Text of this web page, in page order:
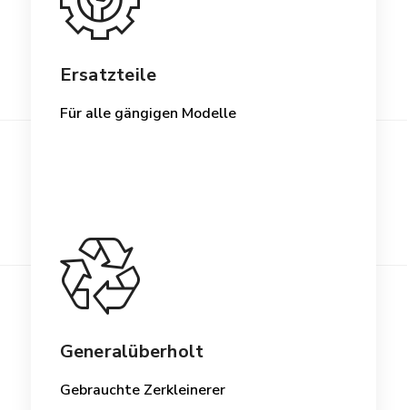
Ersatzteile
Für alle gängigen Modelle
Generalüberholt
Gebrauchte Zerkleinerer